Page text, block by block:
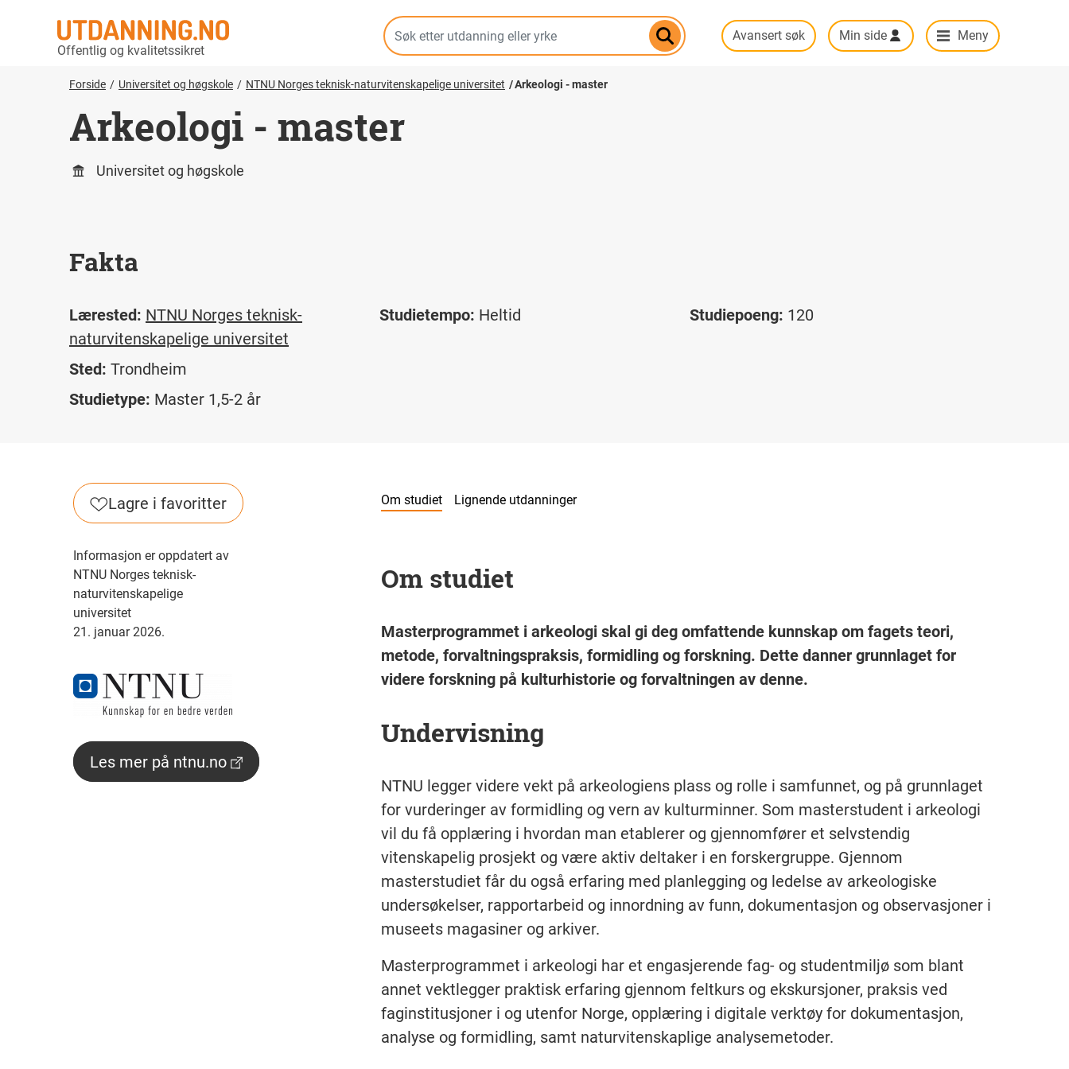
hovedinnhold
Offentlig og kvalitetssikret
Avansert søk Min side Meny
Forside Universitet og høgskole NTNU Norges teknisk-naturvitenskapelige universitet Arkeologi - master
Arkeologi - master
Universitet og høgskole
Fakta
Lærested: NTNU Norges teknisk-
naturvitenskapelige universitet
Sted: Trondheim
Studietype: Master 1,5-2 år
Studietempo: Heltid Studiepoeng: 120
Lagre i favoritter
Informasjon er oppdatert av
NTNU Norges teknisk-
naturvitenskapelige
universitet
21. januar 2026.
Les mer på ntnu.no
Om studiet Lignende utdanninger
Om studiet
Masterprogrammet i arkeologi skal gi deg omfattende kunnskap om fagets teori,
metode, forvaltningspraksis, formidling og forskning. Dette danner grunnlaget for
videre forskning på kulturhistorie og forvaltningen av denne.
Undervisning
NTNU legger videre vekt på arkeologiens plass og rolle i samfunnet, og på grunnlaget
for vurderinger av formidling og vern av kulturminner. Som masterstudent i arkeologi
vil du få opplæring i hvordan man etablerer og gjennomfører et selvstendig
vitenskapelig prosjekt og være aktiv deltaker i en forskergruppe. Gjennom
masterstudiet får du også erfaring med planlegging og ledelse av arkeologiske
undersøkelser, rapportarbeid og innordning av funn, dokumentasjon og observasjoner i
museets magasiner og arkiver.
Masterprogrammet i arkeologi har et engasjerende fag- og studentmiljø som blant
annet vektlegger praktisk erfaring gjennom feltkurs og ekskursjoner, praksis ved
faginstitusjoner i og utenfor Norge, opplæring i digitale verktøy for dokumentasjon,
analyse og formidling, samt naturvitenskaplige analysemetoder.